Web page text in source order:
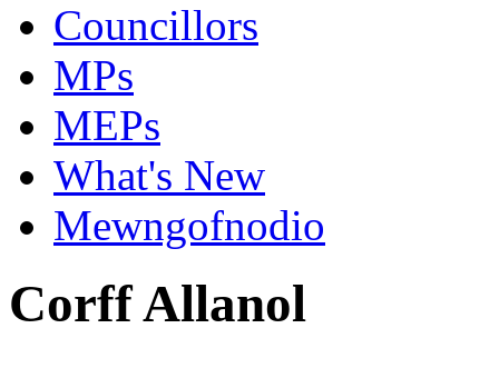
Councillors
MPs
MEPs
What's New
Mewngofnodio
Corff Allanol